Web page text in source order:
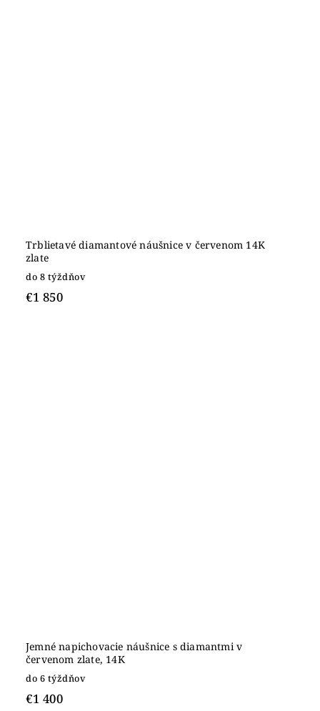
Trblietavé diamantové náušnice v červenom 14K
zlate
do 8 týždňov
€1 850
Jemné napichovacie náušnice s diamantmi v
červenom zlate, 14K
do 6 týždňov
€1 400